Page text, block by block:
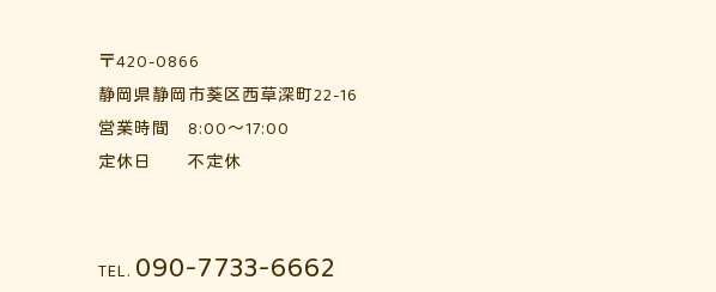
〒420-0866
静岡県静岡市葵区西草深町22-16
営業時間 8:00～17:00
定休日 不定休
TEL. 090-7733-6662